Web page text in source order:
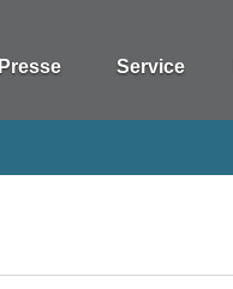
Presse Service